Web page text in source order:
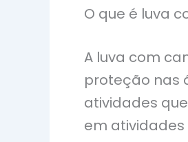
O que é luva
A luva com
proteção nas
atividades
em atividades